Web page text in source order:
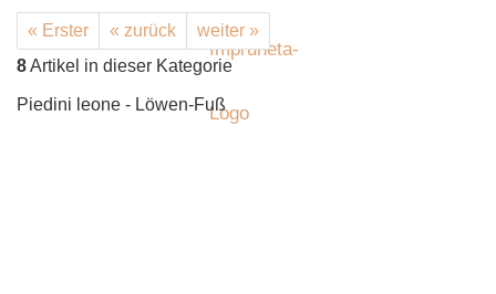
« Erster « zurück
weiter »
8Artikel in dieser Kategorie
Piedini leone - Löwen-Fuß